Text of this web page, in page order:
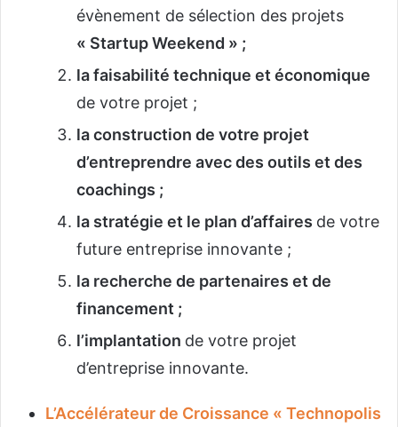
évènement de sélection des projets
« Startup Weekend » ;
la faisabilité technique et économique
de votre projet ;
la construction de votre projet
d’entreprendre avec des outils et des
coachings ;
la stratégie et le plan d’affaires de votre
future entreprise innovante ;
la recherche de partenaires et de
financement ;
l’implantation de votre projet
d’entreprise innovante.
L’Accélérateur de Croissance « Technopolis